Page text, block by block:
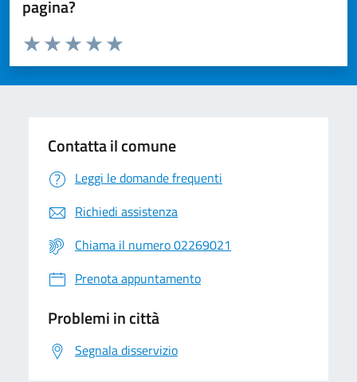
pagina?
Valuta da 1 a 5 stelle la pagina
Valuta 5 stelle su 5
Valuta 4 stelle su 5
Valuta 3 stelle su 5
Valuta 2 stelle su 5
Valuta 1 stelle su 5
Contatta il comune
Leggi le domande frequenti
Richiedi assistenza
Chiama il numero 02269021
Prenota appuntamento
Problemi in città
Segnala disservizio